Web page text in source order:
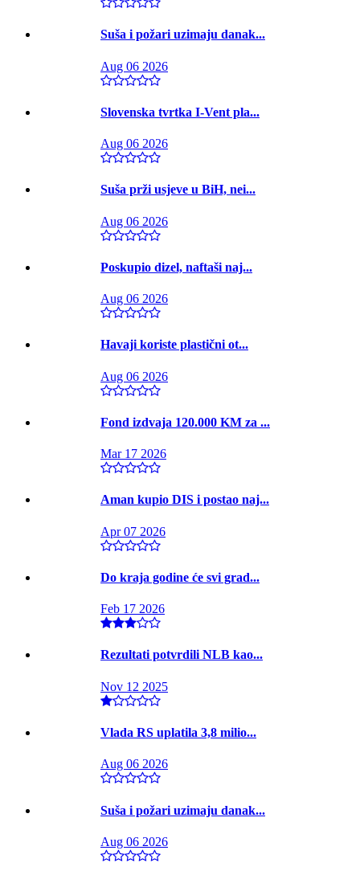
Suša i požari uzimaju danak...
Aug 06 2026
Slovenska tvrtka I-Vent pla...
Aug 06 2026
Suša prži usjeve u BiH, nei...
Aug 06 2026
Poskupio dizel, naftaši naj...
Aug 06 2026
Havaji koriste plastični ot...
Aug 06 2026
Fond izdvaja 120.000 KM za ...
Mar 17 2026
Aman kupio DIS i postao naj...
Apr 07 2026
Do kraja godine će svi grad...
Feb 17 2026
Rezultati potvrdili NLB kao...
Nov 12 2025
Vlada RS uplatila 3,8 milio...
Aug 06 2026
Suša i požari uzimaju danak...
Aug 06 2026